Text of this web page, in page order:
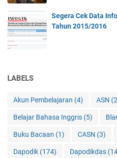
Segera Cek Data
Tahun 2015/2016
LABELS
Akun Pembelajaran (4) ASN
Belajar Bahasa Inggris (5)
Buku Bacaan (1) CASN (3)
Dapodik (174) Dapodikdas